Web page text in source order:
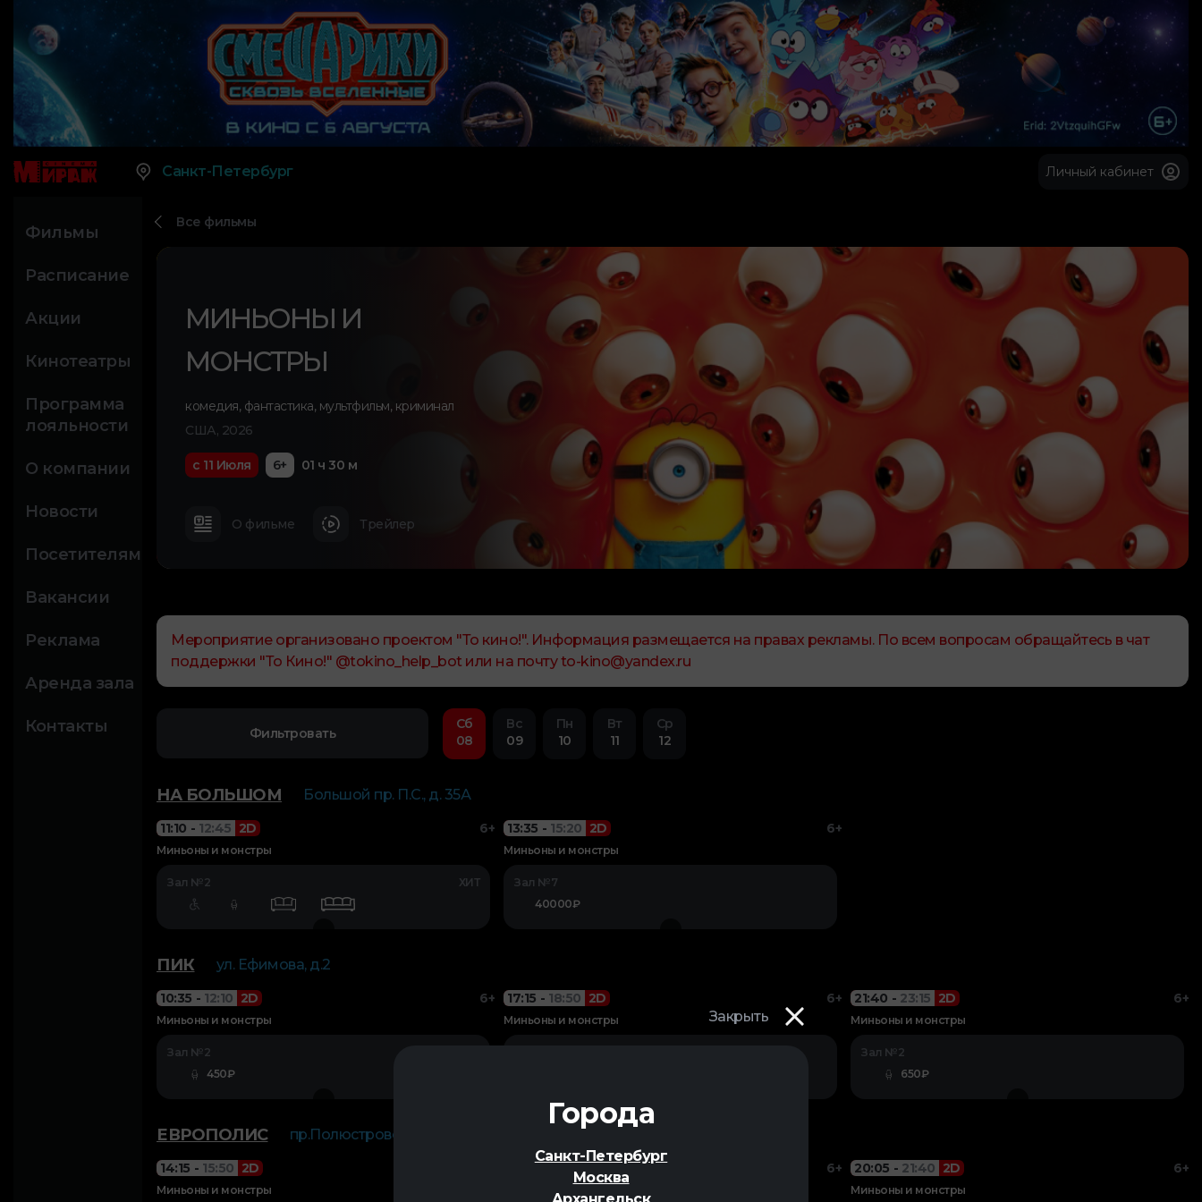
Закрыть
Города
Санкт-Петербург
Москва
Архангельск
Санкт-Петербург Личный кабинет
Фильмы
Расписание
Акции
Кинотеатры
Программа
лояльности
О компании
Новости
Посетителям
Вакансии
Реклама
Аренда зала
Контакты
Все фильмы
МИНЬОНЫ И
МОНСТРЫ
комедия,фантастика,мультфильм,криминал
США, 2026
с 11 Июля 6+ 01 ч 30 м
О фильме Трейлер
Мероприятие организовано проектом "То кино!". Информация размещается на правах рекламы. По всем вопросам обращайтесь в чат
поддержки "То Кино!" @tokino_help_bot или на почту to-kino@yandex.ru
Фильтровать
Сб
08
Вс
09
Пн
10
Вт
11
Ср
12
НА БОЛЬШОМ Большой пр. П.С., д. 35А
11:10 - 12:45 2D 6+
Миньоны и монстры
Зал №2 ХИТ
13:35 - 15:20 2D 6+
Миньоны и монстры
Зал №7
40000₽
ПИК ул. Ефимова, д.2
10:35 - 12:10 2D 6+
Миньоны и монстры
Зал №2
450₽
17:15 - 18:50 2D 6+
Миньоны и монстры
21:40 - 23:15 2D 6+
Миньоны и монстры
Зал №2
650₽
ЕВРОПОЛИС пр.Полюстровский, д.84а
14:15 - 15:50 2D
Миньоны и монстры
18:15 - 19:50 2D 6+
Миньоны и монстры
20:05 - 21:40 2D 6+
Миньоны и монстры